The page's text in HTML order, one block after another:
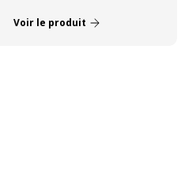
Voir le produit